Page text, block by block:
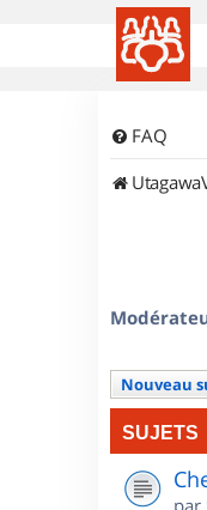
FAQ
Nouveau
SUJETS
par